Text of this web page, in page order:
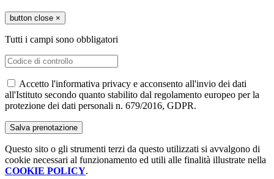
button close ×
Tutti i campi sono obbligatori
Accetto l'informativa privacy e acconsento all'invio dei dati
all'Istituto secondo quanto stabilito dal regolamento europeo per la
protezione dei dati personali n. 679/2016, GDPR.
Questo sito o gli strumenti terzi da questo utilizzati si avvalgono di
cookie necessari al funzionamento ed utili alle finalità illustrate nella
COOKIE POLICY.